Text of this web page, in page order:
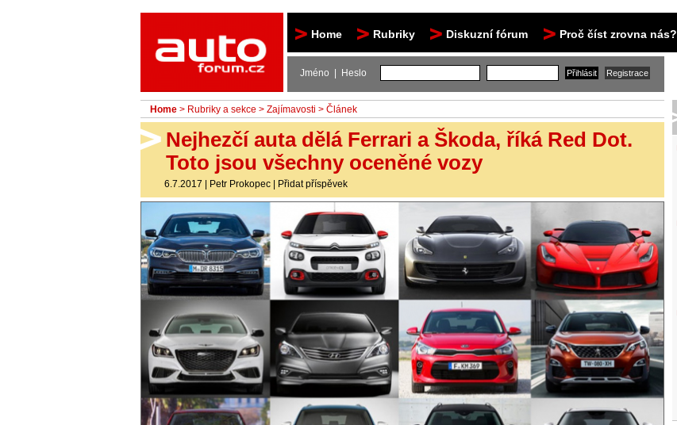
Home Rubriky Diskuzní fórum Proč číst zrovna nás?
Jméno | Heslo
Home > Rubriky a sekce > Zajímavosti > Článek
Nejhezčí auta dělá Ferrari a Škoda, říká Red Dot.
Toto jsou všechny oceněné vozy
6.7.2017 | Petr Prokopec | Přidat příspěvek